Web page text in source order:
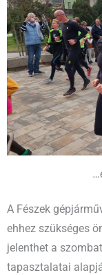
A Fészek
ehhez szükséges
jelenthet a
tapasztalatai